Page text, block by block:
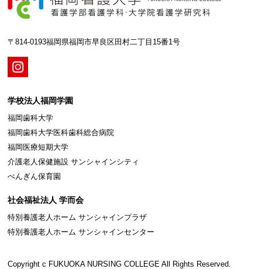
〒814-0193福岡県福岡市早良区田村二丁目15番1号
学校法人福岡学園
福岡歯科大学
福岡歯科大学医科歯科総合病院
福岡医療短期大学
介護老人保健施設 サンシャインシティ
ぺんぎん保育園
社会福祉法人 学而会
特別養護老人ホーム サンシャインプラザ
特別養護老人ホーム サンシャインセンター
Copyright c FUKUOKA NURSING COLLEGE All Rights Reserved.